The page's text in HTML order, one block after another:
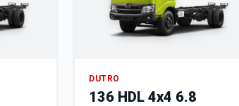
DUTRO
136 HDL 4x4 6.8